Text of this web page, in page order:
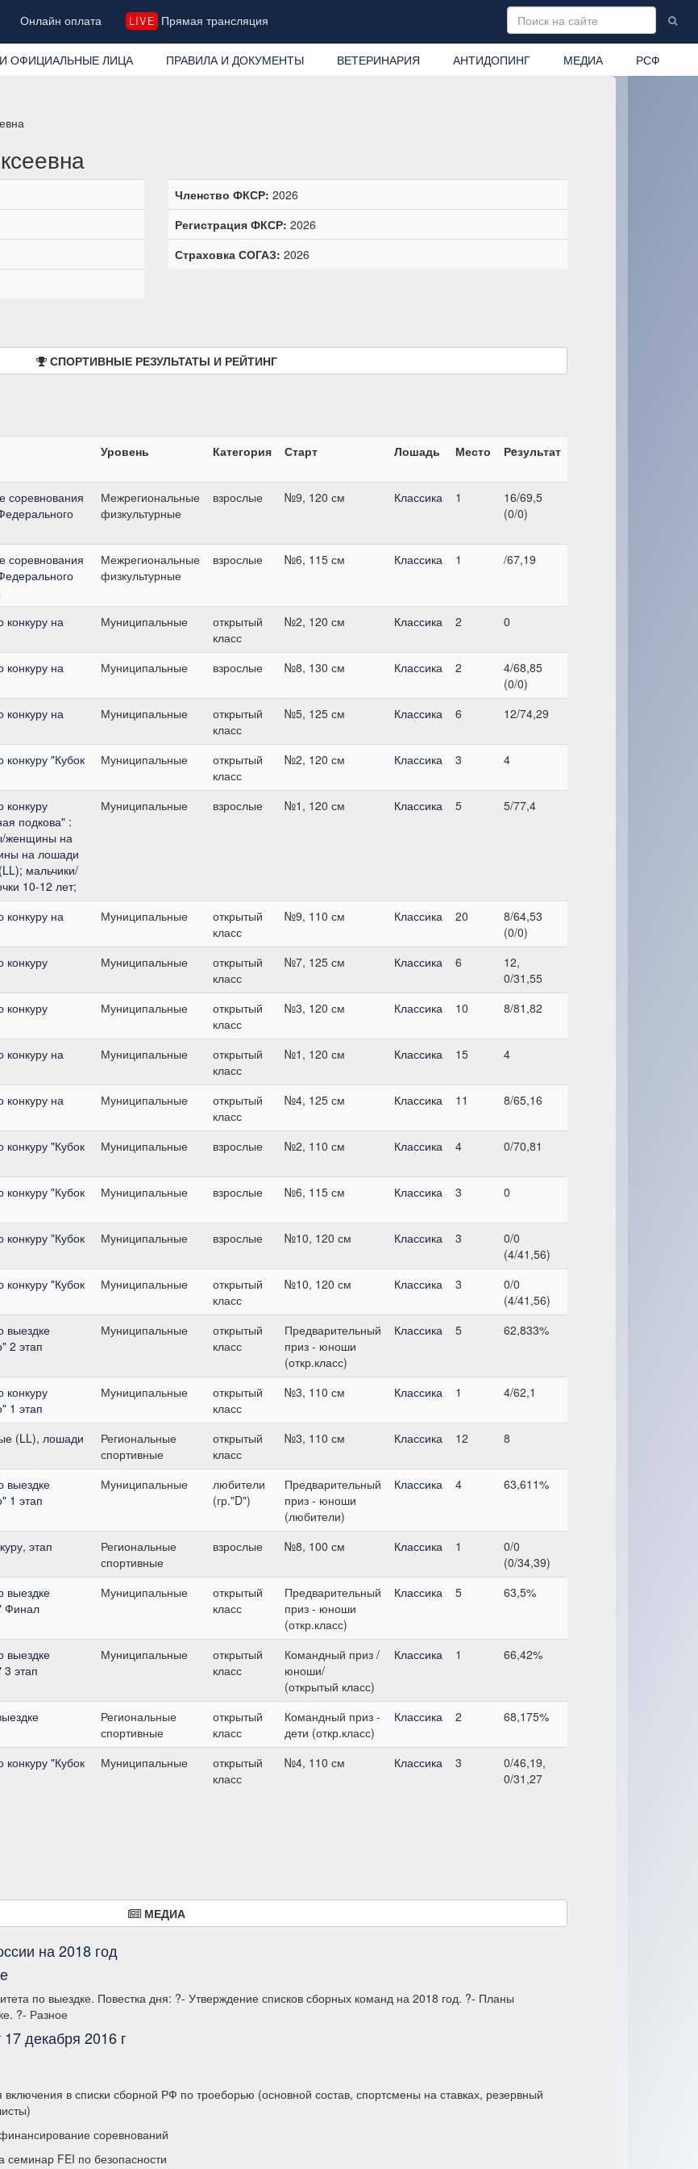
Онлайн оплата LIVE Прямая трансляция
ОФИЦИАЛЬНЫЕ ЛИЦА ПРАВИЛА И ДОКУМЕНТЫ ВЕТЕРИНАРИЯ АНТИДОПИНГ МЕДИА РСФ
Членство ФКСР: 2026
Регистрация ФКСР: 2026
Страховка СОГАЗ: 2026
СПОРТИВНЫЕ РЕЗУЛЬТАТЫ И РЕЙТИНГ
Уровень Категория Старт Лошадь Место Рeзультат
соревнования
Межрегиональные
физкультурные
взрослые №9, 120 см Классика 1
16/69,5
(0/0)
соревнования
Межрегиональные
физкультурные
взрослые №6, 115 см Классика 1 /67,19
на
Муниципальные
открытый
класс
№2, 120 см Классика 2 0
на
Муниципальные взрослые №8, 130 см Классика 2
4/68,85
(0/0)
на
Муниципальные
открытый
класс
№5, 125 см Классика 6 12/74,29
"Кубок
Муниципальные
открытый
класс
№2, 120 см Классика 3 4
подкова" :
женщины на
на лошади
мальчики/
10-12 лет;
Муниципальные взрослые №1, 120 см Классика 5 5/77,4
на
Муниципальные
открытый
класс
№9, 110 см Классика 20
8/64,53
(0/0)
Муниципальные
открытый
класс
№7, 125 см Классика 6
12,
0/31,55
Муниципальные
открытый
класс
№3, 120 см Классика 10 8/81,82
на
Муниципальные
открытый
класс
№1, 120 см Классика 15 4
на
Муниципальные
открытый
класс
№4, 125 см Классика 11 8/65,16
"Кубок
Муниципальные взрослые №2, 110 см Классика 4 0/70,81
"Кубок
Муниципальные взрослые №6, 115 см Классика 3 0
"Кубок
Муниципальные взрослые №10, 120 см Классика 3
0/0
(4/41,56)
"Кубок
Муниципальные
открытый
класс
№10, 120 см Классика 3
0/0
(4/41,56)
выездке
2 этап
Муниципальные
открытый
класс
Предварительный
приз - юноши
(откр.класс)
Классика 5 62,833%
1 этап
Муниципальные
открытый
класс
№3, 110 см Классика 1 4/62,1
(LL), лошади
Региональные
спортивные
открытый
класс
№3, 110 см Классика 12 8
выездке
1 этап
Муниципальные
любители
(гр."D")
Предварительный
приз - юноши
(любители)
Классика 4 63,611%
этап
Региональные
спортивные
взрослые №8, 100 см Классика 1
0/0
(0/34,39)
выездке
Финал
Муниципальные
открытый
класс
Предварительный
приз - юноши
(откр.класс)
Классика 5 63,5%
выездке
этап
Муниципальные
открытый
класс
Командный приз /
юноши/
(открытый класс)
Классика 1 66,42%
Региональные
спортивные
открытый
класс
Командный приз -
дети (откр.класс)
Классика 2 68,175%
"Кубок
Муниципальные
открытый
класс
№4, 110 см Классика 3
0/46,19,
0/31,27
МЕДИА
на 2018 год
по выездке. Повестка дня: ?- Утверждение списков сборных команд на 2018 год. ?- Планы
?- Разное
декабря 2016 г
в списки сборной РФ по троеборью (основной состав, спортсмены на ставках, резервный
соревнований
семинар FEI по безопасности